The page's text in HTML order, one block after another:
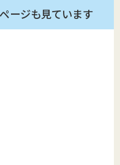
ージも見ています